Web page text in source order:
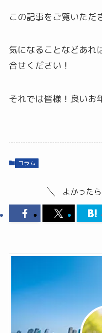
この記事をご覧いただ
気になることなどあれ
合せください！
それでは皆様！良いお
コラム
よかった